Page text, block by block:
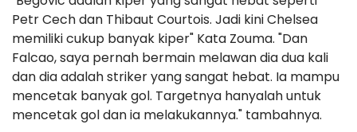
Petr Cech dan Thibaut Courtois. Jadi kini Chelsea
memiliki cukup banyak kiper" Kata Zouma. "Dan
Falcao, saya pernah bermain melawan dia dua kali
dan dia adalah striker yang sangat hebat. Ia mampu
mencetak banyak gol. Targetnya hanyalah untuk
mencetak gol dan ia melakukannya." tambahnya.